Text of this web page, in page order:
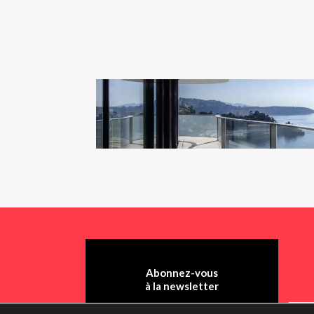
Abonnez-vous
à la newsletter